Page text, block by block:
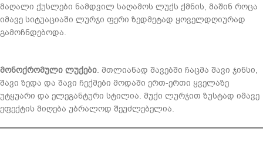
მაღალი ქუსლები ნამდვილ საღამოს ლუქს ქმნის, მაშინ როცა
იმავე სიტუაციაში ლურჯი ფერი ზედმეტად ყოველდღიურად
გამოჩნდებოდა.
მონოქრომული ლუქები. მთლიანად შავებში ჩაცმა შავი ჯინსი,
შავი ზედა და შავი ჩექმები მოდაში ერთ-ერთი ყველაზე
უტყუარი და ელეგანტური სტილია. მუქი ლურჯით ზუსტად იმავე
ეფექტის მიღება უბრალოდ შეუძლებელია.